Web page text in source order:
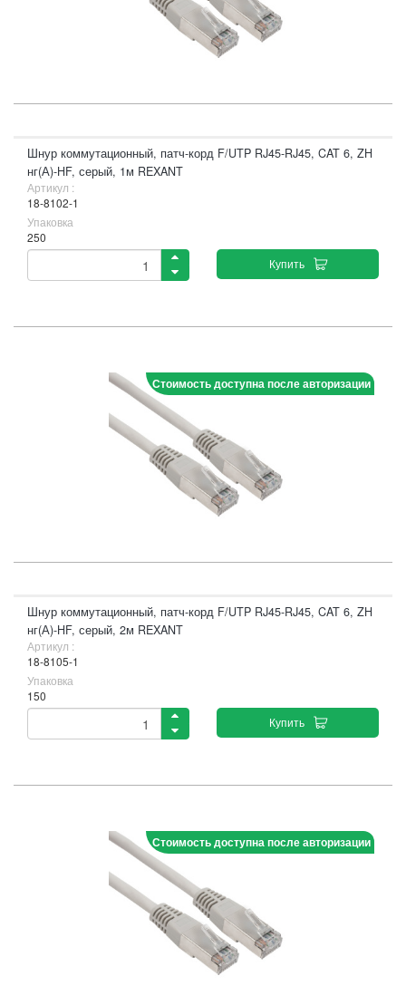
Шнур коммутационный, патч-корд F/UTP RJ45-RJ45, CAT 6, ZH
нг(А)-HF, серый, 1м REXANT
Артикул :
18-8102-1
Упаковка
250
Купить
Стоимость доступна после авторизации
Шнур коммутационный, патч-корд F/UTP RJ45-RJ45, CAT 6, ZH
нг(А)-HF, серый, 2м REXANT
Артикул :
18-8105-1
Упаковка
150
Купить
Стоимость доступна после авторизации